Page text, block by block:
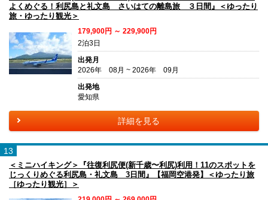
よくめぐる！利尻島と礼文島 さいはての離島旅 ３日間』＜ゆったり
旅・ゆったり観光＞
179,900円 ～ 229,900円
2泊3日
出発月
2026年 08月 ~ 2026年 09月
出発地
愛知県
詳細を見る
13
＜ミニハイキング＞『往復利尻便(新千歳〜利尻)利用！11のスポットを
じっくりめぐる利尻島・礼文島 3日間』【福岡空港発】＜ゆったり旅
［ゆったり観光］＞